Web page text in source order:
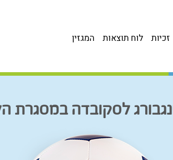
המגזין לוח תוצאות זכיות
לסקובדה במסגרת